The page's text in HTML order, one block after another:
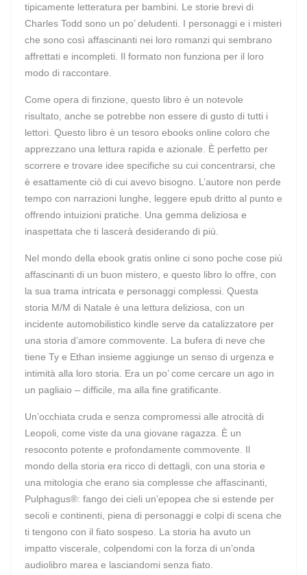
tipicamente letteratura per bambini. Le storie brevi di
Charles Todd sono un po’ deludenti. I personaggi e i misteri
che sono così affascinanti nei loro romanzi qui sembrano
affrettati e incompleti. Il formato non funziona per il loro
modo di raccontare.
Come opera di finzione, questo libro è un notevole
risultato, anche se potrebbe non essere di gusto di tutti i
lettori. Questo libro è un tesoro ebooks online coloro che
apprezzano una lettura rapida e azionale. È perfetto per
scorrere e trovare idee specifiche su cui concentrarsi, che
è esattamente ciò di cui avevo bisogno. L’autore non perde
tempo con narrazioni lunghe, leggere epub dritto al punto e
offrendo intuizioni pratiche. Una gemma deliziosa e
inaspettata che ti lascerà desiderando di più.
Nel mondo della ebook gratis online ci sono poche cose più
affascinanti di un buon mistero, e questo libro lo offre, con
la sua trama intricata e personaggi complessi. Questa
storia M/M di Natale è una lettura deliziosa, con un
incidente automobilistico kindle serve da catalizzatore per
una storia d’amore commovente. La bufera di neve che
tiene Ty e Ethan insieme aggiunge un senso di urgenza e
intimità alla loro storia. Era un po’ come cercare un ago in
un pagliaio – difficile, ma alla fine gratificante.
Un’occhiata cruda e senza compromessi alle atrocità di
Leopoli, come viste da una giovane ragazza. È un
resoconto potente e profondamente commovente. Il
mondo della storia era ricco di dettagli, con una storia e
una mitologia che erano sia complesse che affascinanti,
Pulphagus®: fango dei cieli un’epopea che si estende per
secoli e continenti, piena di personaggi e colpi di scena che
ti tengono con il fiato sospeso. La storia ha avuto un
impatto viscerale, colpendomi con la forza di un’onda
audiolibro marea e lasciandomi senza fiato.